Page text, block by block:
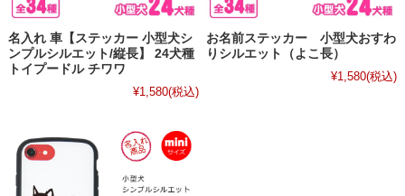
名入れ 車【ステッカー 小型犬シ
ンプルシルエット/縦長】 24犬種
トイプードル チワワ
¥1,580(税込)
お名前ステッカー 小型犬おすわ
りシルエット（よこ長）
¥1,580(税込)